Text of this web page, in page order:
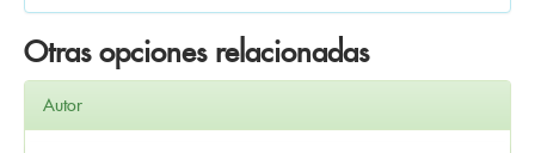
Otras opciones relacionadas
Autor